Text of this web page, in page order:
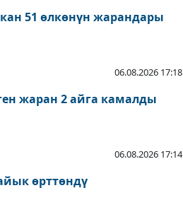
51 өлкөнүн жарандары
06.08.2026 17:18
жаран 2 айга камалды
06.08.2026 17:14
өрттөндү